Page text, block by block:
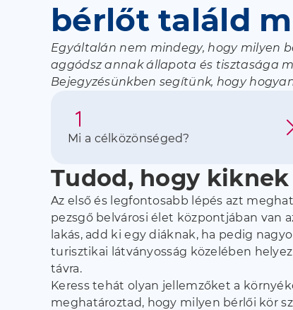
bérlőt találd
Egyáltalán nem mindegy, hogy milyen
aggódsz annak állapota és tisztasága
Bejegyzésünkben segítünk, hogy
Mi a célközönséged?
Tudod, hogy
Az első és legfontosabb lépés azt
pezsgő belvárosi élet központjában van
lakás, add ki egy diáknak, ha pedig
turisztikai látványosság közelében
távra.
Keress tehát olyan jellemzőket a
meghatároztad, hogy milyen bérlői kör